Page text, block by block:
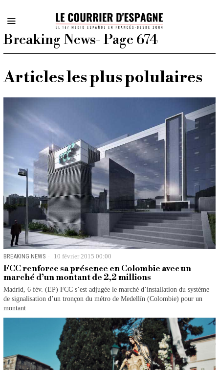
Breaking News- Page 674
Articles les plus polulaires
BREAKING NEWS 10 février 2015 00:00
FCC renforce sa présence en Colombie avec un
marché d’un montant de 2,2 millions
Madrid, 6 fév. (EP) FCC s’est adjugée le marché d’installation du système
de signalisation d’un tronçon du métro de Medellín (Colombie) pour un
montant